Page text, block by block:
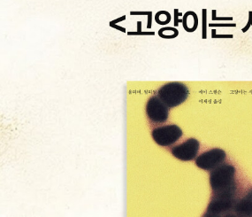
를 만들기 위해 억지로 다가가야 한다는
알고 지내던 오랜 친구라 하더라도 세월
이 바래고 함께 했던 시간들이 서글픈
른다. 하지만 “우정은 단지 다른 모습을
단단하게 지키기 위해 남자들에게는 “다
퍼토리”가 필요하며, 저자는 이를 “연장
의 다양한 문제 해결을 위해 다양한 연장
로 자신의 정체성을 제한하지 말고 확장
가 작은책집을 보았습니다》, 《우리말꽃》
말과 문해력》, 《쉬운 말이 평화》, 《곁말》,
밑 꾸러미 사전》, 《새로 쓰는 비슷한말
겹말 꾸러미 사전》, 《새로 쓰는 우리말 꾸
실》, 《우리말 수수께끼 동시》, 《우리말 동
기 사전》, 《이오덕 마음 읽기》, 《시골에
에서 살려낸 우리말》, 《마을에서 살려낸
사전 1·2·3》 들을 썼습니다.